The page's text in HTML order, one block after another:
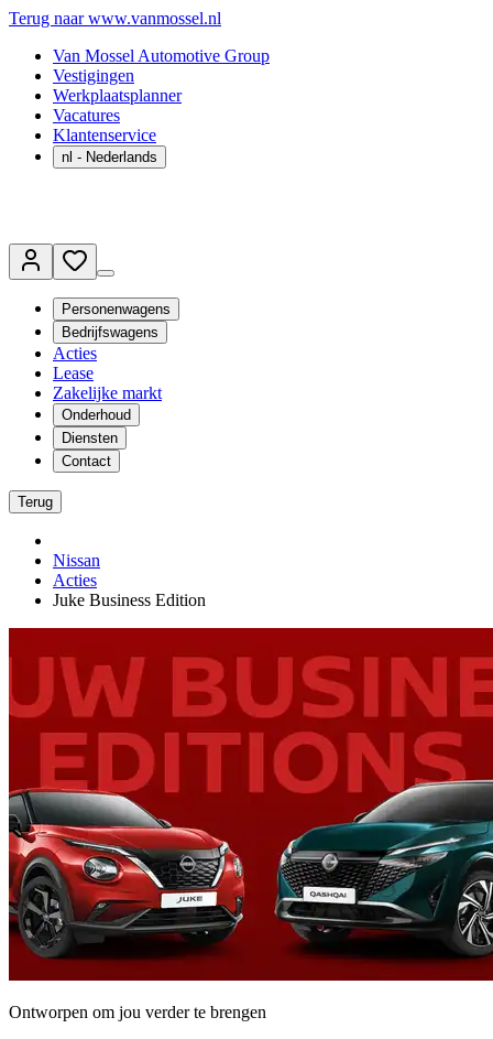
Terug naar www.vanmossel.nl
Van Mossel Automotive Group
Vestigingen
Werkplaatsplanner
Vacatures
Klantenservice
nl - Nederlands
Personenwagens
Bedrijfswagens
Acties
Lease
Zakelijke markt
Onderhoud
Diensten
Contact
Terug
Nissan
Acties
Juke Business Edition
Ontworpen om jou verder te brengen